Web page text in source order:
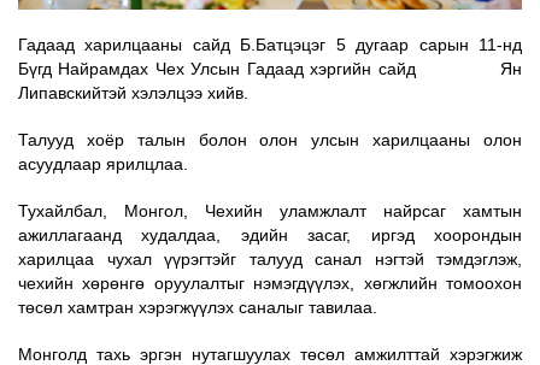
Гадаад харилцааны сайд Б.Батцэцэг 5 дугаар сарын 11-нд
Бүгд Найрамдах Чех Улсын Гадаад хэргийн сайд Ян
Липавскийтэй хэлэлцээ хийв.
Талууд хоёр талын болон олон улсын харилцааны олон
асуудлаар ярилцлаа.
Тухайлбал, Монгол, Чехийн уламжлалт найрсаг хамтын
ажиллагаанд худалдаа, эдийн засаг, иргэд хоорондын
харилцаа чухал үүрэгтэйг талууд санал нэгтэй тэмдэглэж,
чехийн хөрөнгө оруулалтыг нэмэгдүүлэх, хөгжлийн томоохон
төсөл хамтран хэрэгжүүлэх саналыг тавилаа.
Монголд тахь эргэн нутагшуулах төсөл амжилттай хэрэгжиж